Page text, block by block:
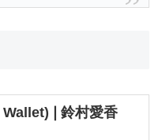
Wallet)❘鈴村愛香